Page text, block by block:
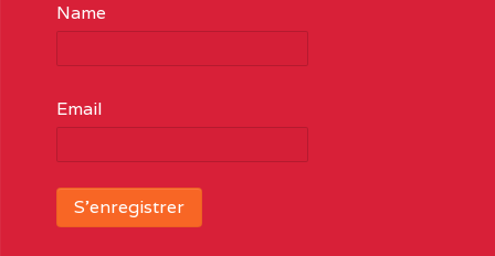
Name
Email